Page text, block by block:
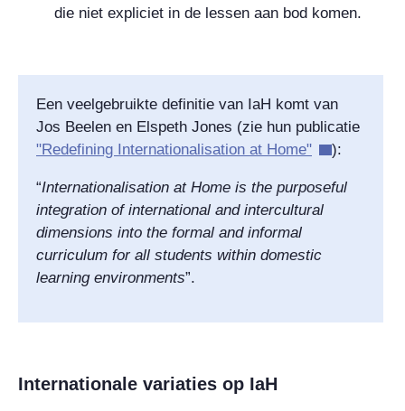
die niet expliciet in de lessen aan bod komen.
Een veelgebruikte definitie van IaH komt van
Jos Beelen en Elspeth Jones (zie hun publicatie
"Redefining Internationalisation at Home"
):
“Internationalisation at Home is the purposeful
integration of international and intercultural
dimensions into the formal and informal
curriculum for all students within domestic
learning environments”.
Internationale variaties op IaH